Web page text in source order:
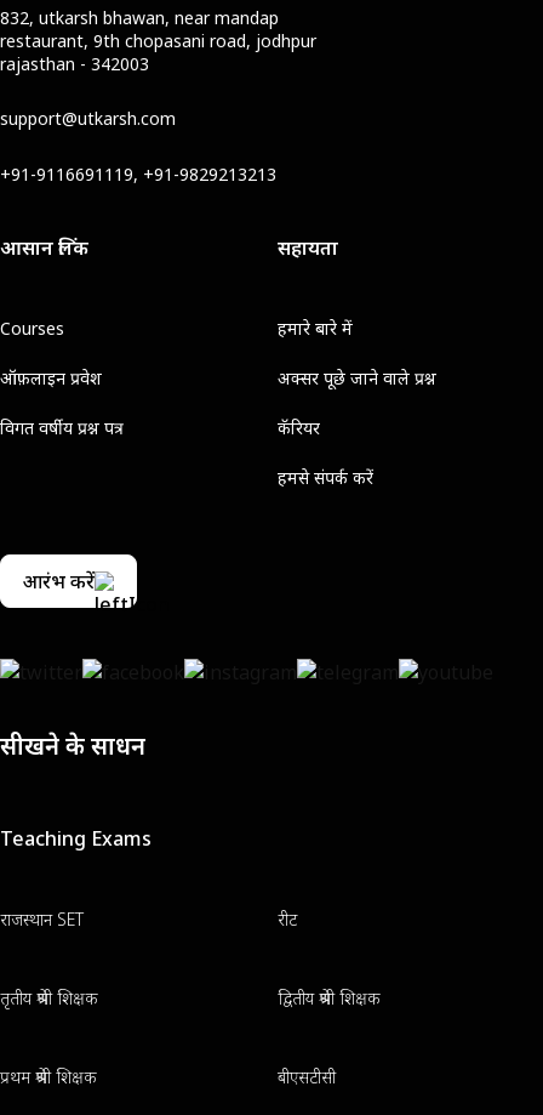
832, utkarsh bhawan, near mandap
restaurant, 9th chopasani road, jodhpur
rajasthan - 342003
support@utkarsh.com
+91-9116691119, +91-9829213213
आसान लिंक
Courses
ऑफ़लाइन प्रवेश
विगत वर्षीय प्रश्न पत्र
सहायता
हमारे बारे में
अक्सर पूछे जाने वाले प्रश्न
कॅरियर
हमसे संपर्क करें
आरंभ करें
सीखने के साधन
Teaching Exams
राजस्थान SET रीट
तृतीय श्रेणी शिक्षक द्वितीय श्रेणी शिक्षक
प्रथम श्रेणी शिक्षक बीएसटीसी